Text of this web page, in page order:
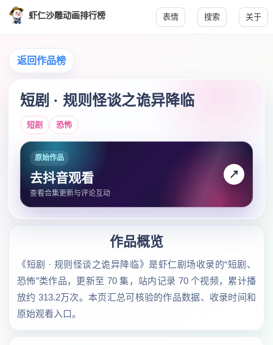
虾仁沙雕动画排行榜 表情 搜索 关于
返回作品榜
短剧 · 规则怪谈之诡异降临
短剧 恐怖
原始作品
去抖音观看
查看合集更新与评论互动
↗
作品概览
《短剧 · 规则怪谈之诡异降临》是虾仁剧场收录的“短剧、
恐怖”类作品，更新至 70 集，站内记录 70 个视频，累计播
放约 313.2万次。本页汇总可核验的作品数据、收录时间和
原始观看入口。